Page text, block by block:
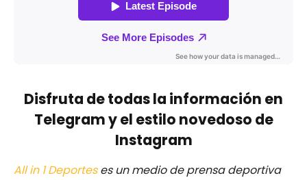
Disfruta de todas la información en
Telegram y el estilo novedoso de
Instagram
All in 1 Deporteses un medio de prensa deportiva